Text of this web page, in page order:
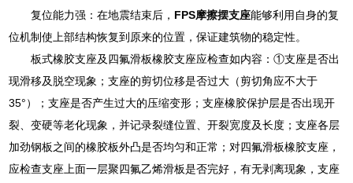
复位能力强：在地震结束后， FPS摩擦摆支座能够利用自身的复
位机制使上部结构恢复到原来的位置，保证建筑物的稳定性。
板式橡胶支座及四氟滑板橡胶支座应检查如内容：①支座是否出
现滑移及脱空现象；支座的剪切位移是否过大（剪切角应不大于
35°）；支座是否产生过大的压缩变形；支座橡胶保护层是否出现开
裂、变硬等老化现象，并记录裂缝位置、开裂宽度及长度；支座各层
加劲钢板之间的橡胶板外凸是否均匀和正常；对四氟滑板橡胶支座，
应检查支座上面一层聚四氟乙烯滑板是否完好，有无剥离现象，支座